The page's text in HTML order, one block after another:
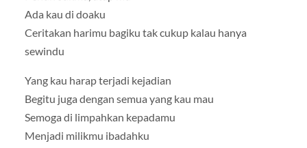
Ada kau di doaku
Ceritakan harimu bagiku tak cukup kalau hanya
sewindu
Yang kau harap terjadi kejadian
Begitu juga dengan semua yang kau mau
Semoga di limpahkan kepadamu
Menjadi milikmu ibadahku